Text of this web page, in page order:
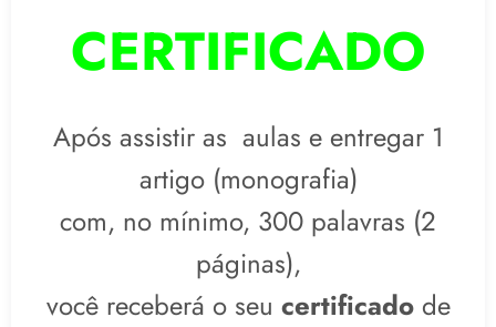
CERTIFICADO
Após assistir as aulas e entregar 1
artigo (monografia)
com, no mínimo, 300 palavras (2
páginas),
você receberá o seu certificadode